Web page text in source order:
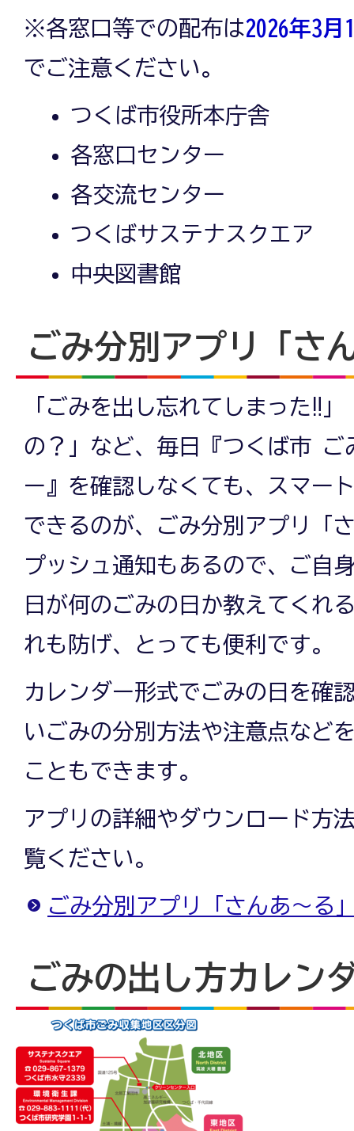
※各窓口等での配布は2026年3月
でご注意ください。
つくば市役所本庁舎
各窓口センター
各交流センター
つくばサステナスクエア
中央図書館
ごみ分別アプリ「さ
「ごみを出し忘れてしまった‼
の？」など、毎日『つくば市 ご
ー』を確認しなくても、スマー
できるのが、ごみ分別アプリ「
プッシュ通知もあるので、ご自
日が何のごみの日か教えてくれ
れも防げ、とっても便利です。
カレンダー形式でごみの日を確
いごみの分別方法や注意点など
こともできます。
アプリの詳細やダウンロード方
覧ください。
ごみ分別アプリ「さんあ～る
ごみの出し方カレン